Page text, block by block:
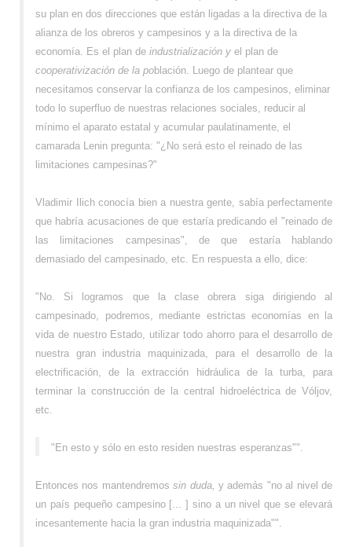
su plan en dos direcciones que están ligadas a la directiva de la
alianza de los obreros y campesinos y a la directiva de la
economía. Es el plan de industrialización y el plan de
cooperativización de la población. Luego de plantear que
necesitamos conservar la confianza de los campesinos, eliminar
todo lo superfluo de nuestras relaciones sociales, reducir al
mínimo el aparato estatal y acumular paulatinamente, el
camarada Lenin pregunta: "¿No será esto el reinado de las
limitaciones campesinas?"
Vladimir Ilich conocía bien a nuestra gente, sabía perfectamente
que habría acusaciones de que estaría predicando el "reinado de
las limitaciones campesinas", de que estaría hablando
demasiado del campesinado, etc. En respuesta a ello, dice:
"No. Si logramos que la clase obrera siga dirigiendo al
campesinado, podremos, mediante estrictas economías en la
vida de nuestro Estado, utilizar todo ahorro para el desarrollo de
nuestra gran industria maquinizada, para el desarrollo de la
electrificación, de la extracción hidráulica de la turba, para
terminar la construcción de la central hidroeléctrica de Vóljov,
etc.
"En esto y sólo en esto residen nuestras esperanzas"".
Entonces nos mantendremossin duda,y además "no al nivel de
un país pequeño campesino [... ] sino a un nivel que se elevará
incesantemente hacia la gran industria maquinizada"".